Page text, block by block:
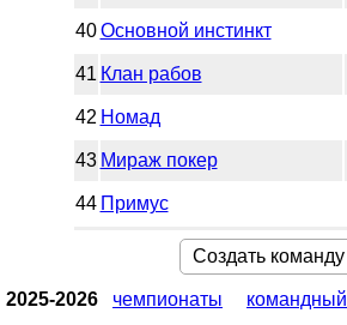
40 Основной инстинкт
41 Клан рабов
42 Номад
43 Мираж покер
44 Примус
Создать команду
2025-2026 чемпионаты
командный